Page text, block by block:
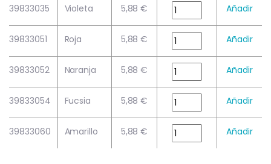
39833035 Violeta 5,88 € Añadir
39833051 Roja 5,88 € Añadir
39833052 Naranja 5,88 € Añadir
39833054 Fucsia 5,88 € Añadir
39833060 Amarillo 5,88 € Añadir